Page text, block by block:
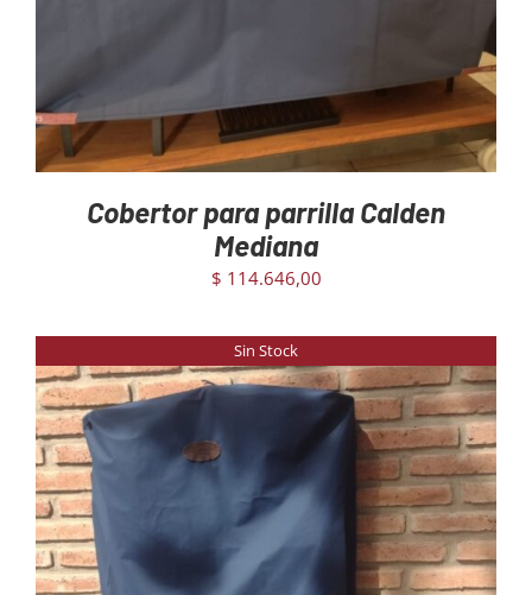
Cobertor para parrilla Calden
Mediana
$ 114.646,00
Sin Stock
DETAILS